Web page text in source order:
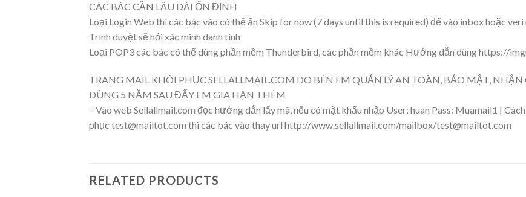
CÁC BÁC CẦN LÂU DÀI ỔN ĐỊNH
Loại Login Web thì các bác vào có thể ấn Skip for now (7 days until this is required) để vào inbox hoặc
Trình duyệt sẽ hỏi xác minh danh tính
Loại POP3 các bác có thể dùng phần mềm Thunderbird, các phần mềm khác Hướng dẫn dùng https://
TRANG MAIL KHÔI PHỤC SELLALLMAIL.COM DO BÊN EM QUẢN LÝ AN TOÀN, BẢO MẬT,
DÙNG 5 NĂM SAU ĐẤY EM GIA HẠN THÊM
– Vào web Sellallmail.com đọc hướng dẫn lấy mã, nếu có mật khẩu nhập User: huan Pass: Muamail1 |
phục test@mailtot.com thì các bác vào thay url http://www.sellallmail.com/mailbox/test@mailtot.com
RELATED PRODUCTS